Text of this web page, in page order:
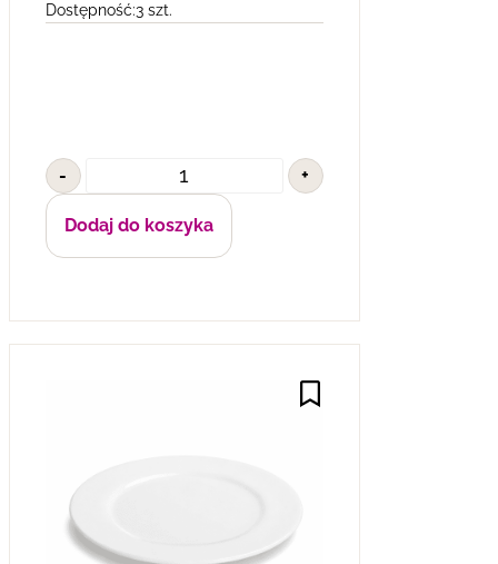
Dostępność:3 szt.
- +
Dodaj do koszyka